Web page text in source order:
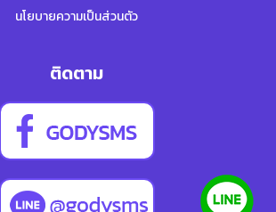
นโยบายความเป็นส่วนตัว
ติดตาม